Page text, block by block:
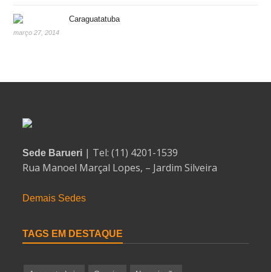
Caraguatatuba
março 27, 2014
Sede Barueri | Tel: (11) 4201-1539
Rua Manoel Marçal Lopes, – Jardim Silveira
Demais Sedes
TAGS EM DESTAQUE